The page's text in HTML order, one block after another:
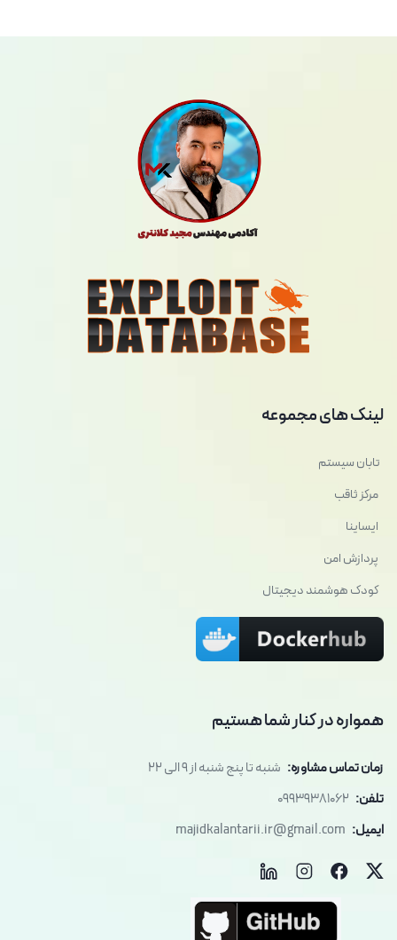
لینک های مجموعه
تابان سیستم
مرکز ثاقب
ایساینا
پردازش امن
کودک هوشمند دیجیتال
همواره در کنار شما هستیم
زمان تماس مشاوره: شنبه تا پنج شنبه از 9 الی 22
تلفن: 09939381062
ایمیل: majidkalantarii.ir@gmail.com